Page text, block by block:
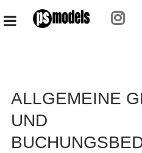
HAUPTMENÜ
ALLGEMEINE
UND